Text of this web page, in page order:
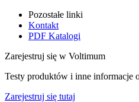
Pozostałe linki
Kontakt
PDF Katalogi
Zarejestruj się w Voltimum
Testy produktów i inne informacje
Zarejestruj się tutaj